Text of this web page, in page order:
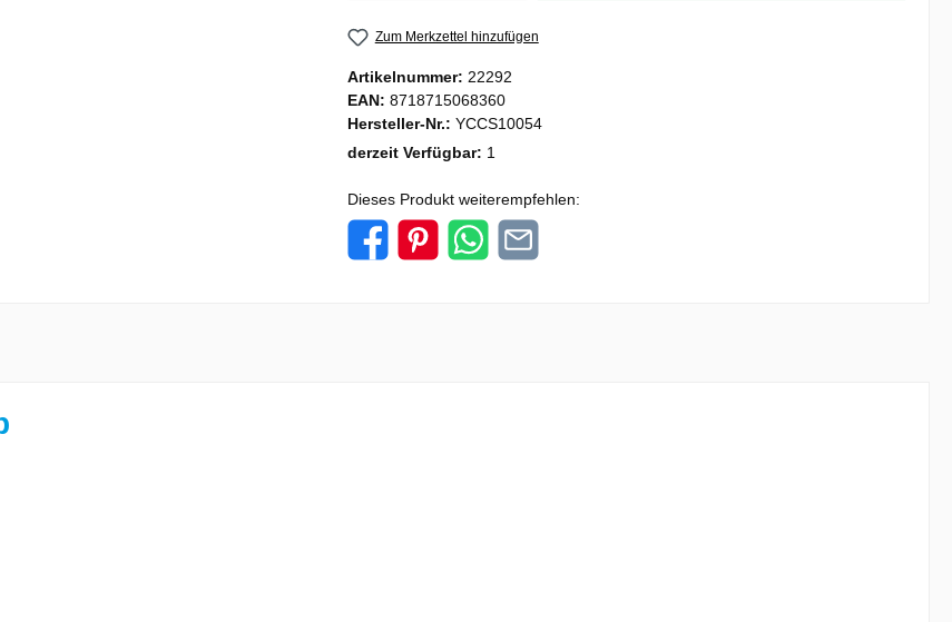
Zum Merkzettel hinzufügen
Artikelnummer: 22292
EAN: 8718715068360
Hersteller-Nr.: YCCS10054
derzeit Verfügbar: 1
Dieses Produkt weiterempfehlen: